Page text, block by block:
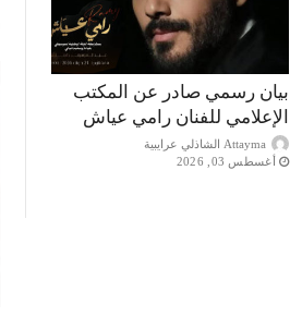
بيان رسمي صادر عن المكتب
الإعلامي للفنان رامي عياش
Attayma الشاذلي عرايبية
أغسطس 03, 2026